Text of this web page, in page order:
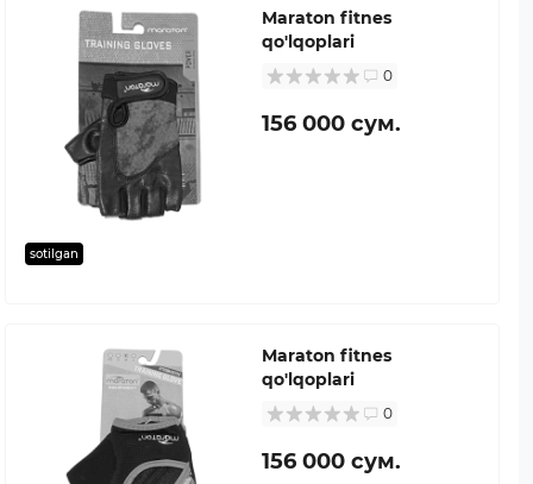
sotilgan
Maraton fitnes
qo'lqoplari
0
156 000 сум.
Maraton fitnes
qo'lqoplari
0
156 000 сум.